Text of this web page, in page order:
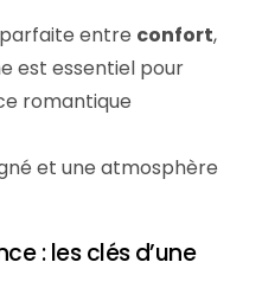
entre confort,
est essentiel pour
romantique
et une atmosphère
: les clés d’une